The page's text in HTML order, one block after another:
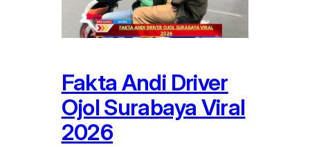
Fakta Andi Driver
Ojol Surabaya Viral
2026